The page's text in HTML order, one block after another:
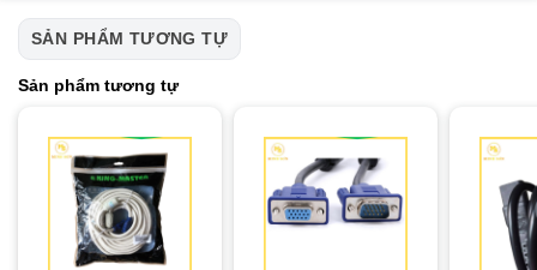
SẢN PHẨM TƯƠNG TỰ
Sản phẩm tương tự